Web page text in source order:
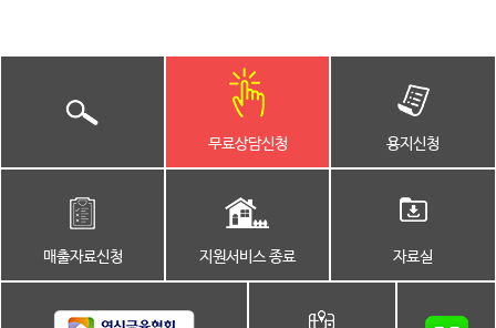
무료상담신청 용지신청
매출자료신청 지원서비스 종료 자료실